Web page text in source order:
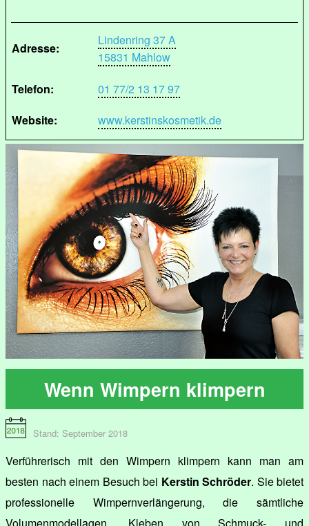
Adresse:
Lindenring 37 A
15831 Mahlow
Telefon:
01 77/2 13 17 97
Website:
www.kerstinskosmetik.de
Wenn Wimpern klimpern
Stand: September 2018
Verführerisch mit den Wimpern klimpern kann man am
besten nach einem Besuch bei Kerstin Schröder. Sie bietet
professionelle Wimpernverlängerung, die sämtliche
Volumenmodellagen, Kleben von Schmuck- und